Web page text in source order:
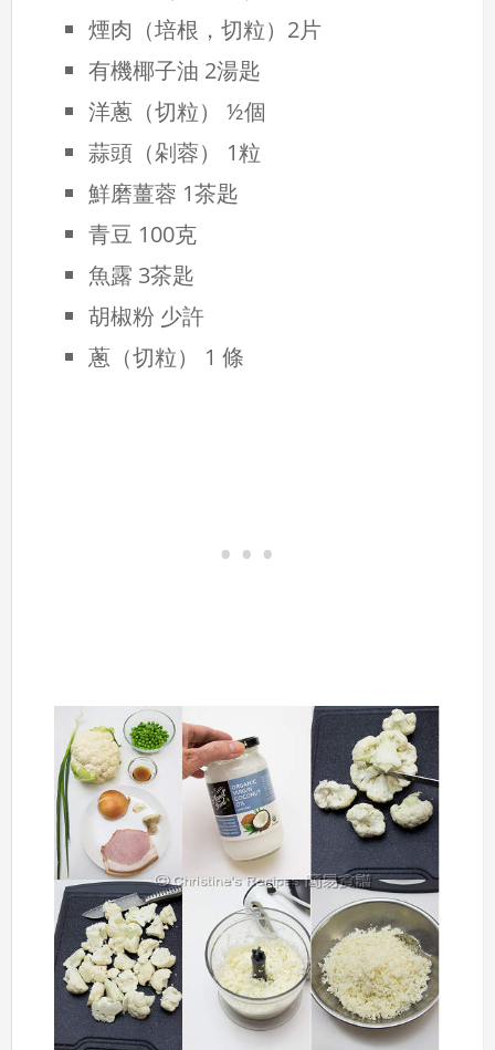
煙肉（培根，切粒）2片
有機椰子油 2湯匙
洋蔥（切粒） ½個
蒜頭（剁蓉） 1粒
鮮磨薑蓉 1茶匙
青豆 100克
魚露 3茶匙
胡椒粉 少許
蔥（切粒） 1 條